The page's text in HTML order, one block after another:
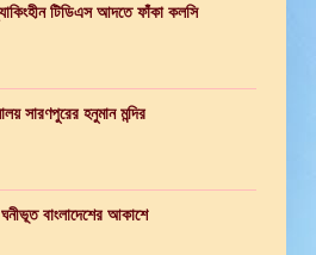
টিডিএস আদতে ফাঁকা কলসি
সারণপুরের হনুমান মন্দির
বাংলাদেশের আকাশে